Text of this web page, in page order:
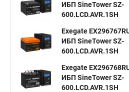
ИБП SineTower SZ-
600.LCD.AVR.1SH
Exegate
ИБП SineTower SZ-
600.LCD.AVR.1SH
Exegate
ИБП SineTower SZ-
600.LCD.AVR.1SH